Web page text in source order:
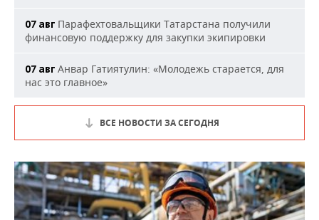
07 авг Парафехтовальщики Татарстана получили
финансовую поддержку для закупки экипировки
07 авг Анвар Гатиятулин: «Молодежь старается, для
нас это главное»
ВСЕ НОВОСТИ ЗА СЕГОДНЯ